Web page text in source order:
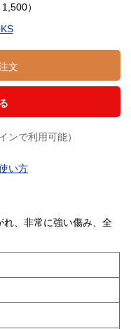
）
文
ンで利用可能）
い方
、非常に強い傷み、全